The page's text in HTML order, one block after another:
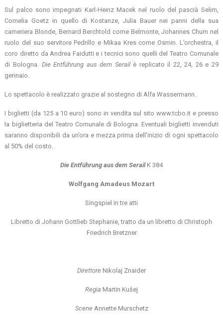
Sul palco sono impegnati Karl-Heinz Macek nel ruolo del pascià Selim,
Cornelia Goetz in quello di Kostanze, Julia Bauer nei panni della sua
cameriera Blonde, Bernard Berchtold come Belmonte, Johannes Chum nel
ruolo del suo servitore Pedrillo e Mikaa Kres come Osmin. L’orchestra, il
coro diretto da Andrea Faidutti e i tecnici sono quelli del Teatro Comunale
di Bologna. Die Entführung aus dem Serailè replicato il 22, 24, 26 e 29
gennaio.
Lo spettacolo è realizzato grazie al sostegno di Alfa Wassermann.
I biglietti (da 125 a 10 euro) sono in vendita sul sito www.tcbo.it e presso
la biglietteria del Teatro Comunale di Bologna. Eventuali biglietti invenduti
saranno disponibili da un’ora e mezza prima dell’inizio di ogni spettacolo
al 50% del costo.
Die Entführung aus dem Serail K 384
Wolfgang Amadeus Mozart
Singspiel in tre atti
Libretto di Johann Gottlieb Stephanie, tratto da un libretto di Christoph
Friedrich Bretzner
Direttore Nikolaj Znaider
Regia Martin Kušej
Scene Annette Murschetz